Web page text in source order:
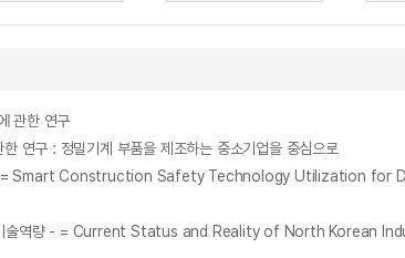
관한 연구
연구 : 정밀기계 부품을 제조하는 중소기업을 중심으로
방안 = Smart Construction Safety Technology